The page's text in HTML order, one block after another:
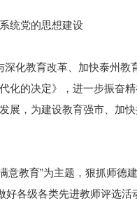
统党的思想建设
化教育改革、加快泰州教
的决定》，进一步振奋
展，为建设教育强市、加
教育”为主题，狠抓师德
好各级各类先进教师评选